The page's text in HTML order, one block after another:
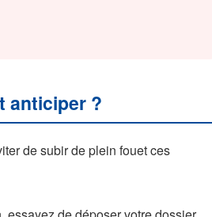
anticiper ?
de subir de plein fouet ces